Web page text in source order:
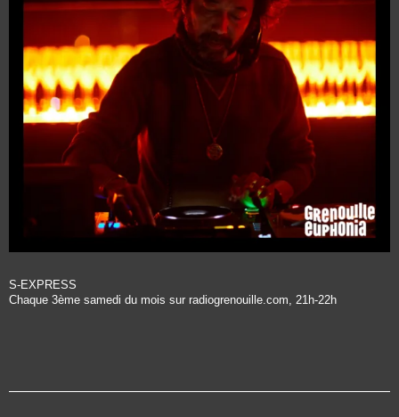
S-EXPRESS
Chaque 3ème samedi du mois sur radiogrenouille.com, 21h-22h